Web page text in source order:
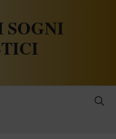
SOGNI